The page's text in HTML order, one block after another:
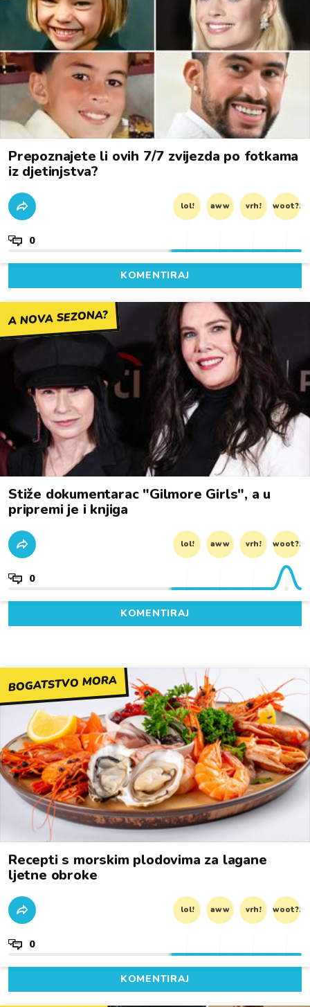
Prepoznajete li ovih 7/7 zvijezda po fotkama
iz djetinjstva?
lol! aww vrh! woot?!
0
KOMENTIRAJ
A NOVA SEZONA?
Stiže dokumentarac "Gilmore Girls", a u
pripremi je i knjiga
lol! aww vrh! woot?!
0
KOMENTIRAJ
BOGATSTVO MORA
Recepti s morskim plodovima za lagane
ljetne obroke
lol! aww vrh! woot?!
0
KOMENTIRAJ